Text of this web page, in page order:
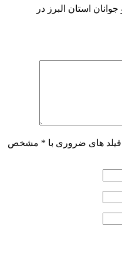
استان البرز در
فیلد های ضروری با * مشخص